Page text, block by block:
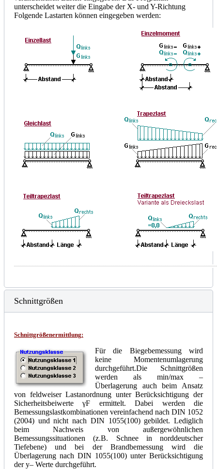
unterscheidet weiter die Eingabe der X- und Y-Richtung
Folgende Lastarten können eingegeben werden:
Schnittgrößen
Schnittgrößenermittlung:
Für die Biegebemessung wird
keine Momentenumlagerung
durchgeführt.Die Schnittgrößen
werden als min/max –
Überlagerung auch beim Ansatz
von feldweiser Lastanordnung unter Berücksichtigung der
SicherheitsbeiwerteγF ermittelt. Dabei werden die
Bemessungslastkombinationen vereinfachend nach DIN 1052
(2004) und nicht nach DIN 1055(100) gebildet. Lediglich
beim Nachweis von außergewöhnlichen
Bemessungssituationen (z.B. Schnee in norddeutscher
Tiefebene) und bei der Brandbemessung wird die
Überlagerung nach DIN 1055(100) unter Berücksichtigung
dery– Werte durchgeführt.